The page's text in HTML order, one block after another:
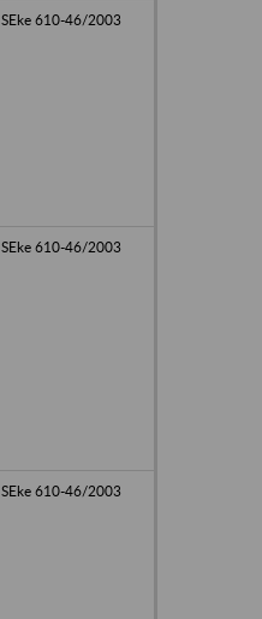
SEke 610-46/2003
SEke 610-46/2003
SEke 610-46/2003